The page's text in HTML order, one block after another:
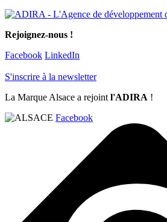
Rejoignez-nous !
Facebook LinkedIn
S'inscrire à la newsletter
La Marque Alsace a rejoint l'ADIRA !
Facebook